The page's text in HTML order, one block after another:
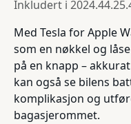
Inkludert i
Med Tesla for Apple
som en nøkkel og
på en knapp –
kan også se bilens
komplikasjon og
bagasjerommet.